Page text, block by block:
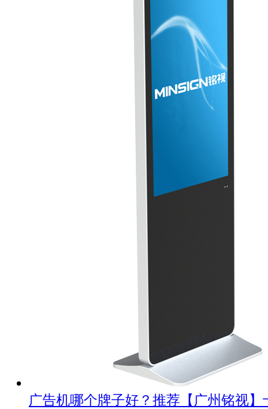
广告机哪个牌子好？推荐【广州铭视